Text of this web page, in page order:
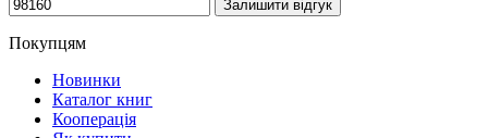
Покупцям
Новинки
Каталог книг
Кооперація